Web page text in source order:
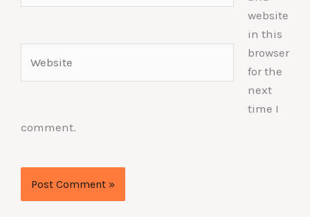
website
in this
browser
for the
next
time I
comment.